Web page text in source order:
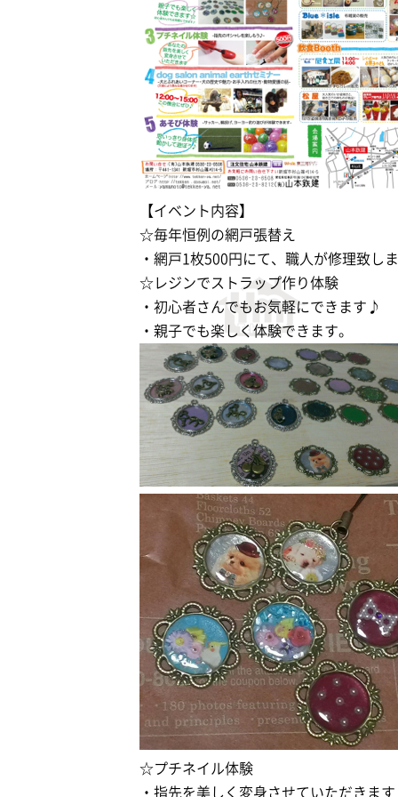
【イベント内容】
☆毎年恒例の網戸張替え
・網戸1枚500円にて、職人が修理致し
☆レジンでストラップ作り体験
・初心者さんでもお気軽にできます♪
・親子でも楽しく体験できます。
☆プチネイル体験
・指先を美しく変身させていただきま